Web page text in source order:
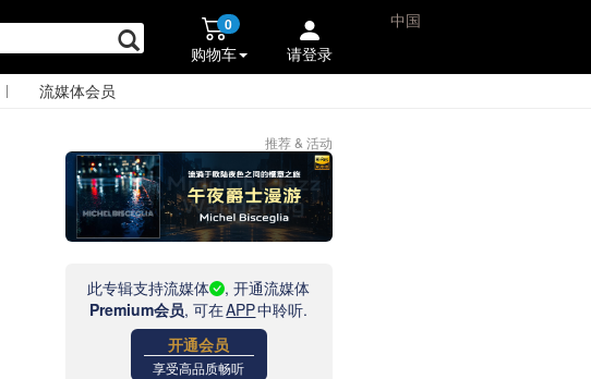
0
购物车 请登录
中国
| 流媒体会员
推荐 & 活动
此专辑支持流媒体
, 开通流媒体
Premium会员, 可在APP中聆听.
开通会员
享受高品质畅听